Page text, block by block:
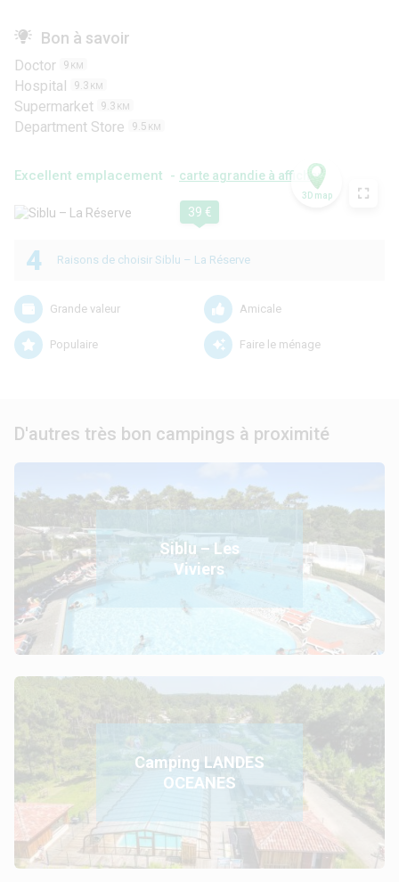
Bon à savoir
Doctor 9 KM
Hospital 9.3 KM
Supermarket 9.3 KM
Department Store 9.5 KM
Excellent emplacement - carte agrandie à afficher
39 €
3D map
4 Raisons de choisir Siblu – La Réserve
Grande valeur Amicale
Populaire Faire le ménage
D'autres très bon campings à proximité
Siblu – Les
Viviers
Camping LANDES
OCEANES